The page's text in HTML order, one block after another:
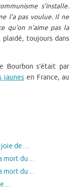
s’installe.
l’a pas voulue. Il ne
qu’on n’aime pas la
plaidé, toujours dans
Bourbon s’était par
jaunes en France, au
joie de…
mort du…
mort du…